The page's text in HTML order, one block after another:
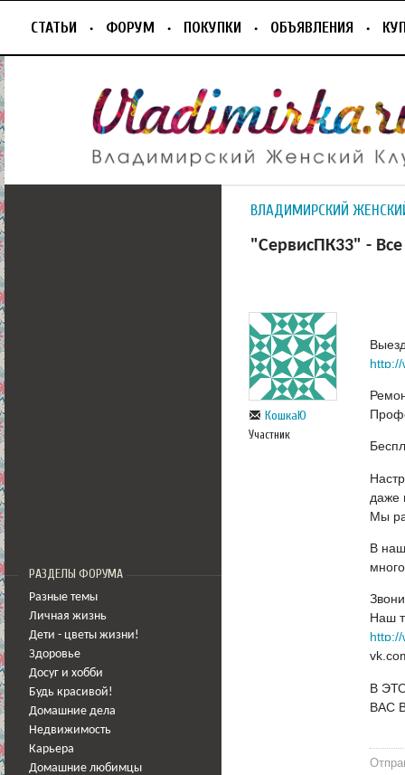
СТАТЬИ ФОРУМ ПОКУПКИ ОБЪЯВЛЕНИЯ
РАЗДЕЛЫ ФОРУМА
Разные темы
Личная жизнь
Дети - цветы жизни!
Здоровье
Досуг и хобби
Будь красивой!
Домашние дела
Недвижимость
Карьера
Домашние любимцы
ВЛАДИМИРСКИЙ
"СервисПК33" -
КошкаЮ
Участник
даже
Мы
В
Наш
В
ВАС